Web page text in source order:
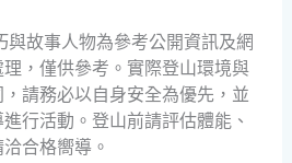
故事人物為參考公開資訊及網
，僅供參考。實際登山環境與
請務必以自身安全為優先，並
行活動。登山前請評估體能、
合格嚮導。